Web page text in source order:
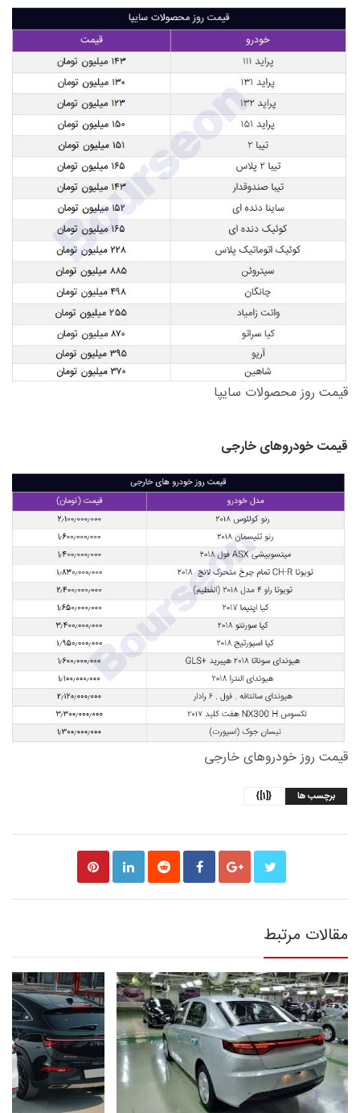
قیمت روز محصولات سایپا
قیمت خودروهای خارجی
قیمت روز خودروهای خارجی
برچسب ها {[1]}
مقالات مرتبط